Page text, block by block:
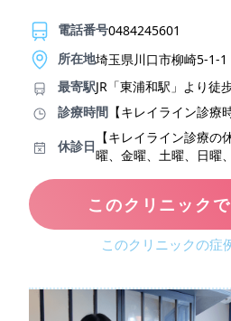
電話番号0484245601
所在地埼玉県川口市柳崎5-1-1
最寄駅JR「東浦和駅」より徒
診療時間 【キレイライン診
休診日
【キレイライン診療
曜、金曜、土曜、日曜
このクリニック
このクリニックの症